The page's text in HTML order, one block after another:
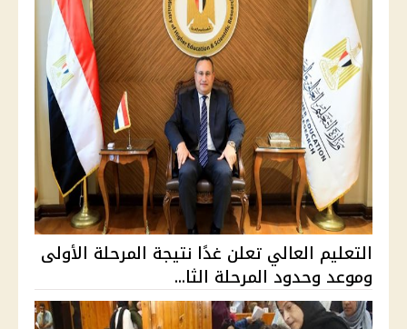
التعليم العالي تعلن غدًا نتيجة المرحلة الأولى
وموعد وحدود المرحلة الثا...